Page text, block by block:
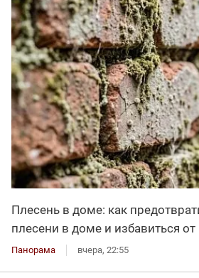
Плесень в доме: как
плесени в доме и избавиться от
Панорама вчера, 22:55